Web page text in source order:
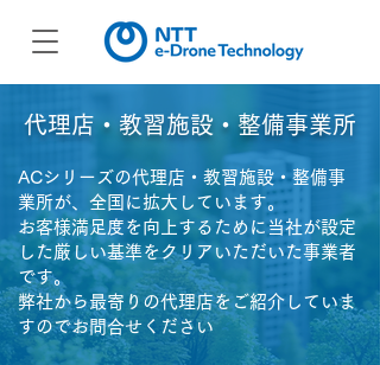
​代理店・教習施設・整備事業所
ACシリーズの代理店・教習施設・整備事
業所が、全国に拡大しています。
お客様満足度を向上するために当社が設定
した厳しい基準をクリアいただいた事業者
です。
​弊社から最寄りの代理店をご紹介していま
すのでお問合せください